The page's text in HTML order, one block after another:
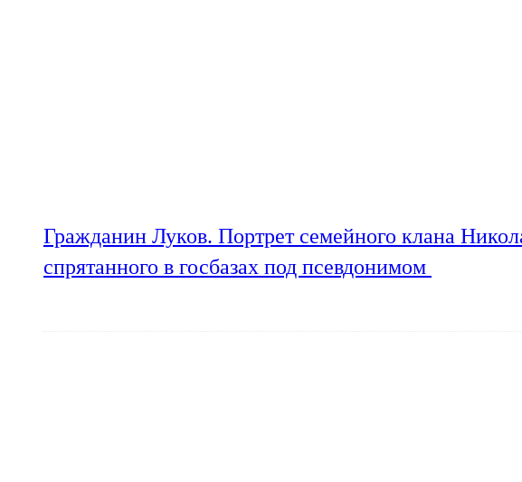
Гражданин Луков. Портрет семейного клана
спрятанного в госбазах под псевдонимом